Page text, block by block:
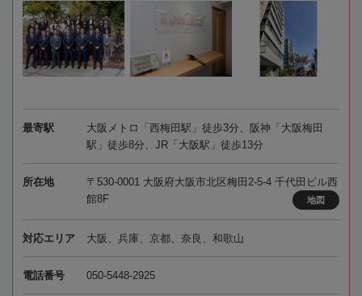
最寄駅
大阪メトロ「西梅田駅」徒歩3分、阪神「大阪梅田
駅」徒歩8分、JR「大阪駅」徒歩13分
所在地
〒530-0001 大阪府大阪市北区梅田2-5-4 千代田ビル西
館8F
地図
対応エリア 大阪、兵庫、京都、奈良、和歌山
電話番号 050-5448-2925